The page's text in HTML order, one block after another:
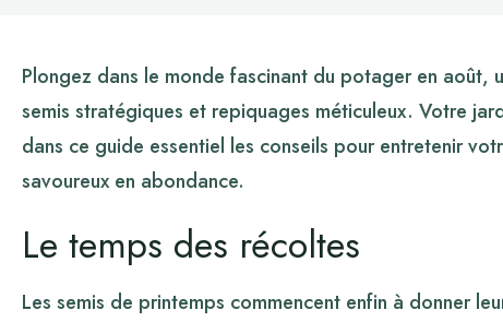
Plongez dans le monde fascinant du potager en août,
semis stratégiques et repiquages méticuleux. Votre
dans ce guide essentiel les conseils pour entretenir
savoureux en abondance.
Le temps des récoltes
Les semis de printemps commencent enfin à donner